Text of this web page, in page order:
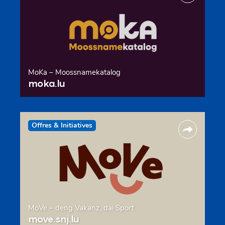
MoKa – Moossnamekatalog
moka.lu
Offres & Initiatives
MoVe – deng Vakanz, däi Sport
move.snj.lu